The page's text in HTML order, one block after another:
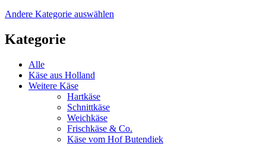
Andere Kategorie auswählen
Kategorie
Alle
Käse aus Holland
Weitere Käse
Hartkäse
Schnittkäse
Weichkäse
Frischkäse & Co.
Käse vom Hof Butendiek